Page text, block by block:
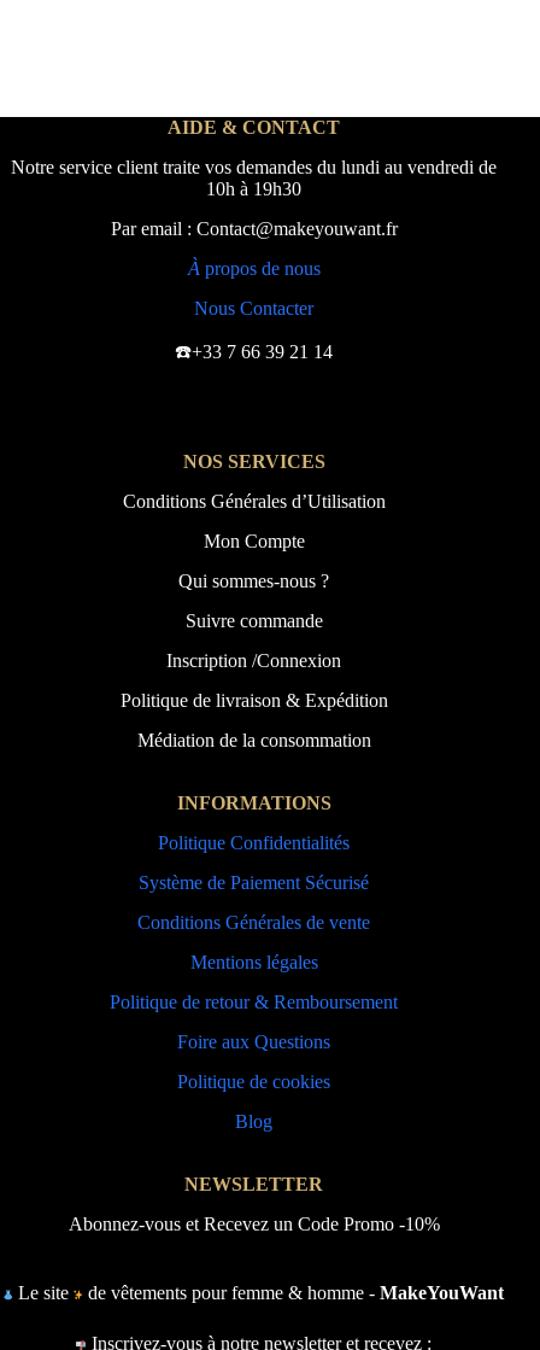
AIDE & CONTACT
Notre service client traite vos demandes du lundi au vendredi de
10h à 19h30
Par email : Contact@makeyouwant.fr
À propos de nous
Nous Contacter
☎️+33 7 66 39 21 14
NOS SERVICES
Conditions Générales d’Utilisation
Mon Compte
Qui sommes-nous ?
Suivre commande
Inscription /Connexion
Politique de livraison & Expédition
Médiation de la consommation
INFORMATIONS
Politique Confidentialités
Système de Paiement Sécurisé
Conditions Générales de vente
Mentions légales
Politique de retour & Remboursement
Foire aux Questions
Politique de cookies
Blog
NEWSLETTER
Abonnez-vous et Recevez un Code Promo -10%
Le site de vêtements pour femme & homme -MakeYouWant
Inscrivez-vous à notre newsletter et recevez :